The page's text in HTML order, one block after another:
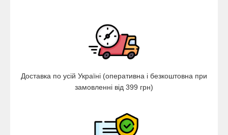
Доставка по усій Україні (оперативна і безкоштовна при
замовленні від 399 грн)